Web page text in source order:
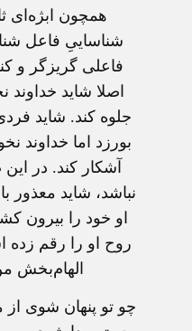
همچون ابژه‌ای
شناساییِ فاعل
فاعلی گریزگر و
اصلا شاید
جلوه کند. شاید
بورزد اما خداوند
آشکار کند. در
نباشد، شاید معذور
او خود را بیرون
روح او را رقم
الهام‌بخش
چو تو پنهان شوی